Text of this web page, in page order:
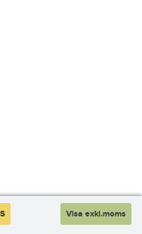
Visa exkl.moms